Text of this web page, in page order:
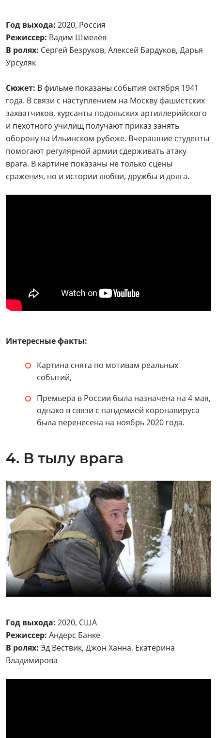
Год выхода: 2020, Россия
Режиссер: Вадим Шмелёв
В ролях: Сергей Безруков, Алексей Бардуков, Дарья
Урсуляк
Сюжет: В фильме показаны события октября 1941
года. В связи с наступлением на Москву фашистских
захватчиков, курсанты подольских артиллерийского
и пехотного училищ получают приказ занять
оборону на Ильинском рубеже. Вчерашние студенты
помогают регулярной армии сдерживать атаку
врага. В картине показаны не только сцены
сражения, но и истории любви, дружбы и долга.
Интересные факты:
Картина снята по мотивам реальных
событий,
Премьера в России была назначена на 4 мая,
однако в связи с пандемией коронавируса
была перенесена на ноябрь 2020 года.
4. В тылу врага
Год выхода: 2020, США
Режиссер: Андерс Банке
В ролях: Эд Вествик, Джон Ханна, Екатерина
Владимирова